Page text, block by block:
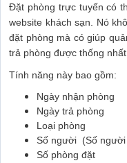
Đặt phòng trực tuyến có
website khách sạn. Nó
đặt phòng mà có giúp
trả phòng được thống
Tính năng này bao gồm:
Ngày nhận phòng
Ngày trả phòng
Loại phòng
Số người (Số người
Số phòng đặt